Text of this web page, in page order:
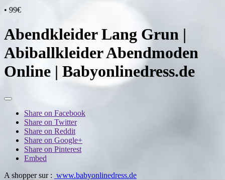
• 99€
Abendkleider Lang Grun |
Abiballkleider Abendmoden
Online | Babyonlinedress.de
Share on Facebook
Share on Twitter
Share on Reddit
Share on Google+
Share on Pinterest
Embed
A shopper sur : www.babyonlinedress.de